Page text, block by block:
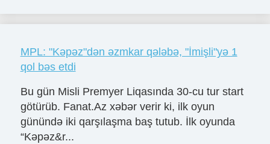
MPL: "Kəpəz"dən əzmkar qələbə, "İmişli"yə 1
qol bəs etdi
Bu gün Misli Premyer Liqasında 30-cu tur start
götürüb. Fanat.Az xəbər verir ki, ilk oyun
günündə iki qarşılaşma baş tutub. İlk oyunda
“Kəpəz&r...